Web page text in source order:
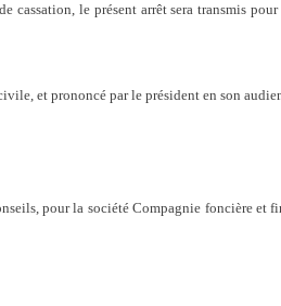
cassation, le présent arrêt sera transmis
et prononcé par le président en son
pour la société Compagnie foncière et